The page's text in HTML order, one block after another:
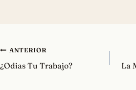
Navegación
de
ANTERIOR
¿Odias Tu Trabajo? La